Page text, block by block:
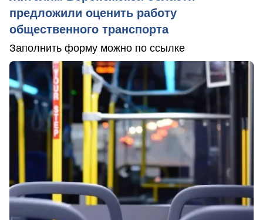
предложили оценить работу
общественного транспорта
Заполнить форму можно по ссылке